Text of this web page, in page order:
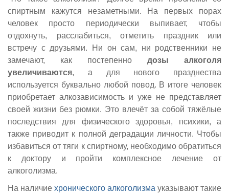
спиртным кажутся незаметными. На первых порах
человек просто периодически выпивает, чтобы
отдохнуть, расслабиться, отметить праздник или
встречу с друзьями. Ни он сам, ни родственники не
замечают, как постепенно дозы алкоголя
увеличиваются, а для нового празднества
используется буквально любой повод. В итоге человек
приобретает алкозависимость и уже не представляет
своей жизни без рюмки. Это влечёт за собой тяжёлые
последствия для физического здоровья, психики, а
также приводит к полной деградации личности. Чтобы
избавиться от тяги к спиртному, необходимо обратиться
к доктору и пройти комплексное лечение от
алкоголизма.
На наличие хронического алкоголизма указывают такие